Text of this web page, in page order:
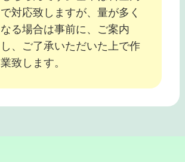
で対応致しますが、量が多く
なる場合は事前に、ご案内
し、ご了承いただいた上で作
業致します。